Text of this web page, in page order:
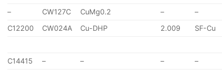
–
CW127C CuMg0.2 –
–
C12200
CW024A Cu-DHP 2.009 SF-Cu
C14415 – – –
–